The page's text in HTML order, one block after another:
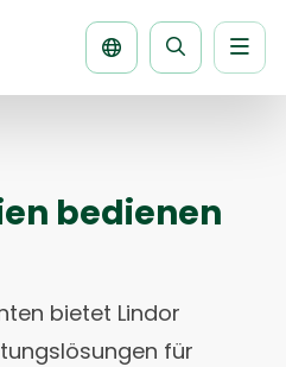
Seite
bedienen
bietet Lindor
für